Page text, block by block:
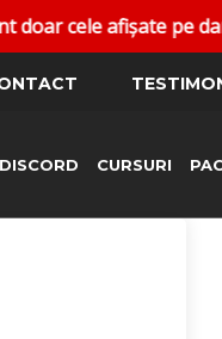
cele afișate pe
DISCORD CURSURI